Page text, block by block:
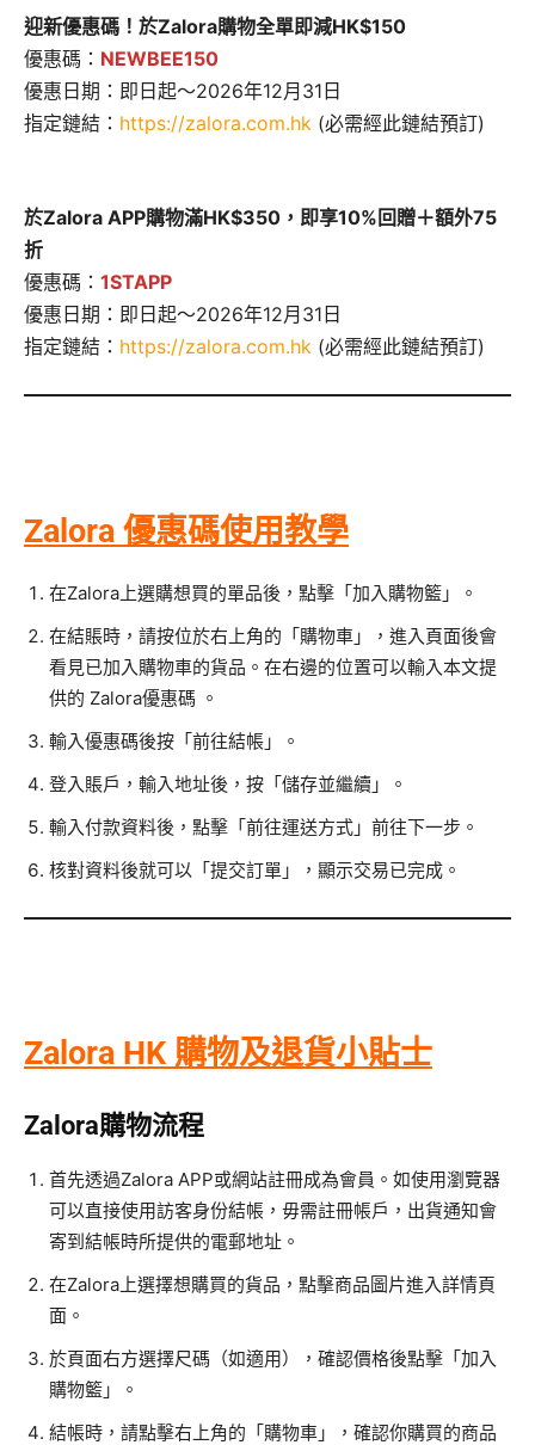
迎新優惠碼！於Zalora購物全單即減HK$150
優惠碼： NEWBEE150
優惠日期：即日起～2026年12月31日
指定鏈結： https://zalora.com.hk (必需經此鏈結預訂)
於Zalora APP購物滿HK$350，即享10%回贈＋額外75
折
優惠碼： 1STAPP
優惠日期：即日起～2026年12月31日
指定鏈結： https://zalora.com.hk (必需經此鏈結預訂)
Zalora 優惠碼使用教學
在Zalora上選購想買的單品後，點擊「加入購物籃」。
在結賬時，請按位於右上角的「購物車」，進入頁面後會
看見已加入購物車的貨品。在右邊的位置可以輸入本文提
供的 Zalora優惠碼 。
輸入優惠碼後按「前往結帳」。
登入賬戶，輸入地址後，按「儲存並繼續」。
輸入付款資料後，點擊「前往運送方式」前往下一步。
核對資料後就可以「提交訂單」，顯示交易已完成。
Zalora HK 購物及退貨小貼士
Zalora購物流程
首先透過Zalora APP或網站註冊成為會員。如使用瀏覽器
可以直接使用訪客身份結帳，毋需註冊帳戶，出貨通知會
寄到結帳時所提供的電郵地址。
在Zalora上選擇想購買的貨品，點擊商品圖片進入詳情頁
面。
於頁面右方選擇尺碼（如適用），確認價格後點擊「加入
購物籃」。
結帳時，請點擊右上角的「購物車」，確認你購買的商品